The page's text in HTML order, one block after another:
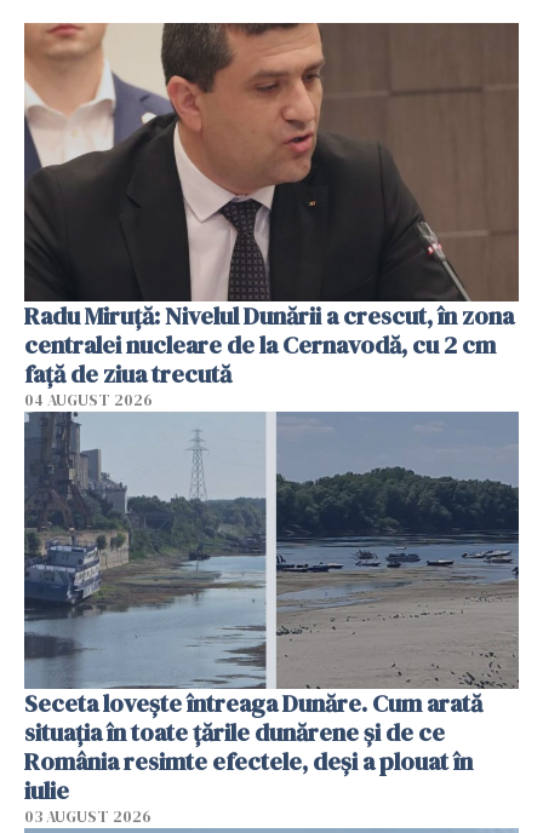
Radu Miruţă: Nivelul Dunării a crescut, în zona
centralei nucleare de la Cernavodă, cu 2 cm
faţă de ziua trecută
04 AUGUST 2026
Seceta lovește întreaga Dunăre. Cum arată
situația în toate țările dunărene și de ce
România resimte efectele, deși a plouat în
iulie
03 AUGUST 2026